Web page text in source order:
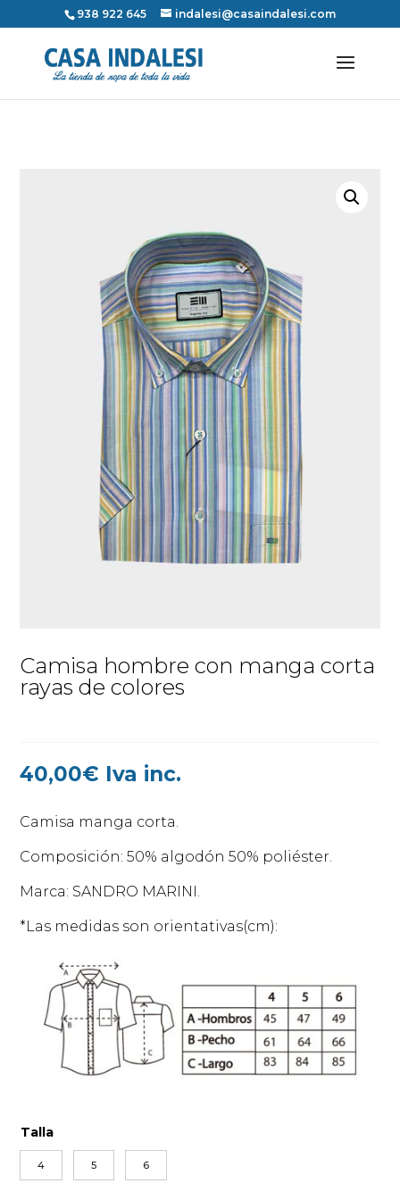
938 922 645 indalesi@casaindalesi.com
Camisa hombre con manga corta
rayas de colores
40,00€ Iva inc.
Camisa manga corta.
Composición: 50% algodón 50% poliéster.
Marca: SANDRO MARINI.
*Las medidas son orientativas(cm):
Talla
4 5 6